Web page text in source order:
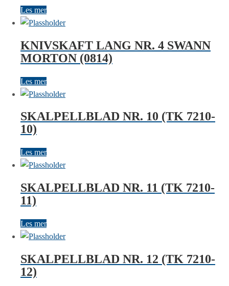
Les mer
KNIVSKAFT LANG NR. 4 SWANN
MORTON (0814)
Les mer
SKALPELLBLAD NR. 10 (TK 7210-
10)
Les mer
SKALPELLBLAD NR. 11 (TK 7210-
11)
Les mer
SKALPELLBLAD NR. 12 (TK 7210-
12)